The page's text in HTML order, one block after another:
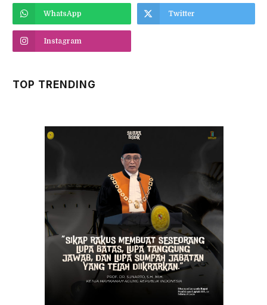
WhatsApp Twitter
Instagram
TOP TRENDING